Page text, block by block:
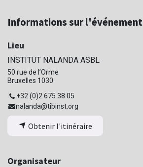
Informations sur l'événement
Lieu
INSTITUT NALANDA ASBL
50 rue de l’Orme
Bruxelles 1030
+32 (0)2 675 38 05
nalanda@tibinst.org
Obtenir l'itinéraire
Organisateur